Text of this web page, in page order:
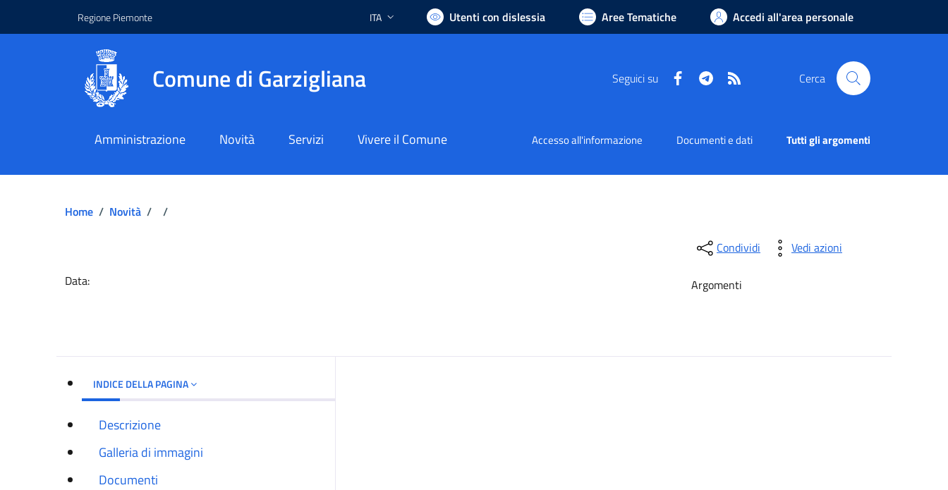
Regione Piemonte Lingua attiva:
ITA Utenti con dislessia Aree Tematiche Accedi all'area personale
Comune di Garzigliana Seguici su FacebookTelegram Cerca
Amministrazione Novità Servizi Vivere il Comune Accesso all'informazione Documenti e dati Tutti gli argomenti
Home / Novità / /
Data:
Condividi Vedi azioni
Argomenti
INDICE DELLA PAGINA
Descrizione
Galleria di immagini
Documenti